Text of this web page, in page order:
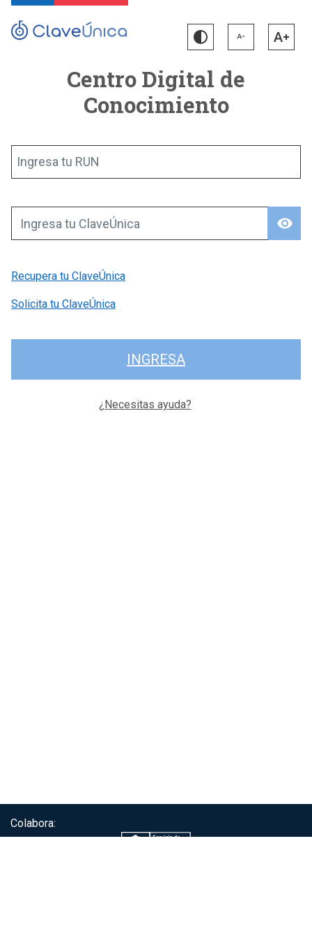
Centro Digital de
Conocimiento
Ingresa tu RUN
visibility
Ingresa tu ClaveÚnica
Recupera tu ClaveÚnica
Solicita tu ClaveÚnica
INGRESA
¿Necesitas ayuda?
Colabora: